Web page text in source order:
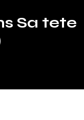
Sa tete